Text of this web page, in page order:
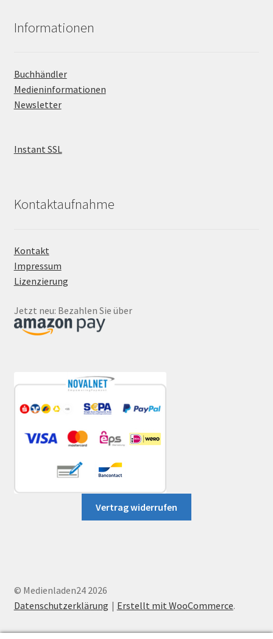
Informationen
Buchhändler
Medieninformationen
Newsletter
Instant SSL
Kontaktaufnahme
Kontakt
Impressum
Lizenzierung
Jetzt neu: Bezahlen Sie über
Vertrag widerrufen
© Medienladen24 2026
Datenschutzerklärung
Erstellt mit WooCommerce.